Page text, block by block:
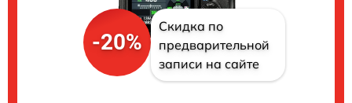
-20%
Скидка по
предварительной
записи на сайте